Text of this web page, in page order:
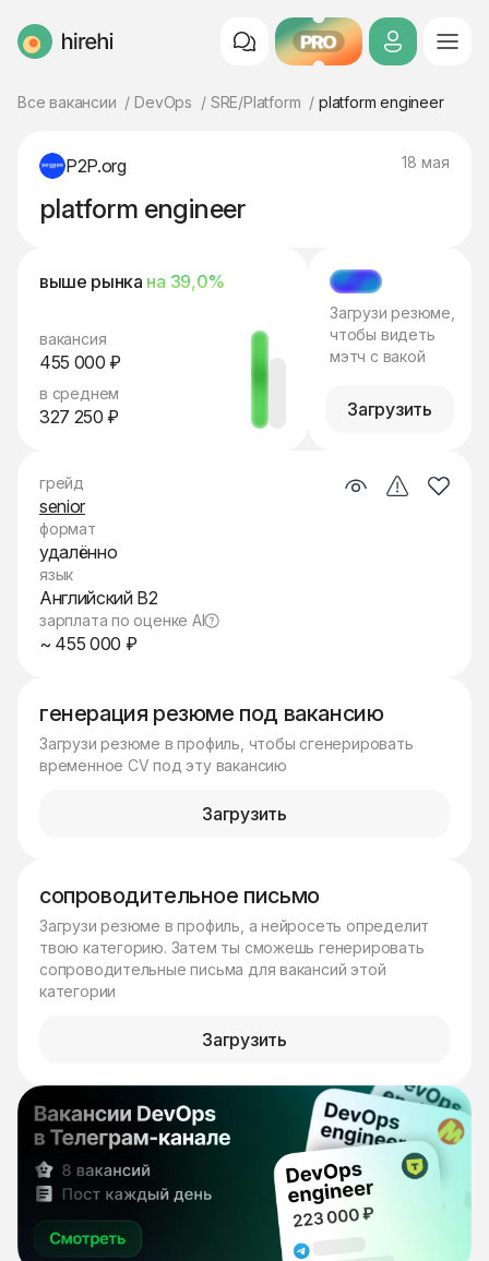
HireHi PRO
Все вакансии DevOps SRE/Platform platform engineer
P2P.org 18 мая
platform engineer
выше рынка на 39,0%
вакансия
455 000 ₽
в среднем
327 250 ₽
МЭТЧ
Загрузи резюме,
чтобы видеть
мэтч с вакой
Загрузить
генерация резюме под вакансию
Загрузи резюме в профиль, чтобы сгенерировать
временное CV под эту вакансию
Загрузить
сопроводительное письмо
Загрузи резюме в профиль, а нейросеть определит
твою категорию. Затем ты сможешь генерировать
сопроводительные письма для вакансий этой
категории
Загрузить
грейд
senior
формат
удалённо
язык
Английский B2
зарплата по оценке AI
~ 455 000 ₽